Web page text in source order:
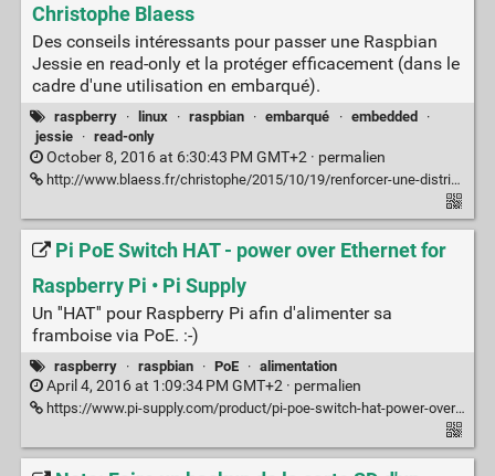
Christophe Blaess
Des conseils intéressants pour passer une Raspbian
Jessie en read-only et la protéger efficacement (dans le
cadre d'une utilisation en embarqué).
raspberry · linux · raspbian · embarqué · embedded
·
jessie
· read-only
October 8, 2016 at 6:30:43 PM GMT+2 · permalien
http://www.blaess.fr/christophe/2015/10/19/renforcer-une-distribution-raspbian-jessie/
Pi PoE Switch HAT - power over Ethernet for
Raspberry Pi • Pi Supply
Un ''HAT'' pour Raspberry Pi afin d'alimenter sa
framboise via PoE. :-)
raspberry · raspbian · PoE · alimentation
April 4, 2016 at 1:09:34 PM GMT+2 · permalien
https://www.pi-supply.com/product/pi-poe-switch-hat-power-over-ethernet-for-raspberry-pi/?v=d3dcf429c679